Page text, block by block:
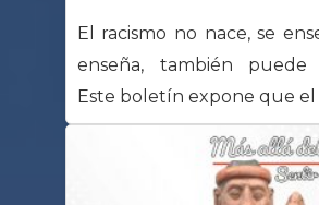
El racismo no nace, se
enseña, también puede
Este boletín expone que el